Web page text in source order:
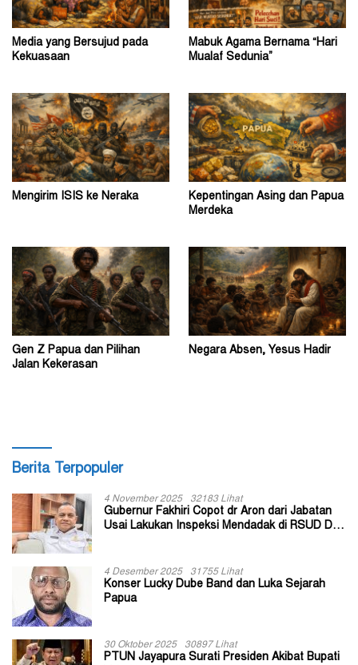
Media yang Bersujud pada
Kekuasaan
Mabuk Agama Bernama “Hari
Mualaf Sedunia”
Mengirim ISIS ke Neraka
Kepentingan Asing dan Papua
Merdeka
Gen Z Papua dan Pilihan
Jalan Kekerasan
Negara Absen, Yesus Hadir
Berita Terpopuler
4 November 2025 32183 Lihat
Gubernur Fakhiri Copot dr Aron dari Jabatan
Usai Lakukan Inspeksi Mendadak di RSUD Dok
4 Desember 2025 31755 Lihat
Konser Lucky Dube Band dan Luka Sejarah
Papua
30 Oktober 2025 30897 Lihat
PTUN Jayapura Surati Presiden Akibat Bupati